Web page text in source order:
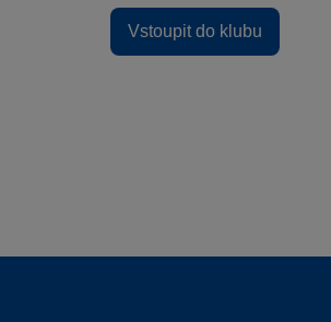
Vstoupit do klubu